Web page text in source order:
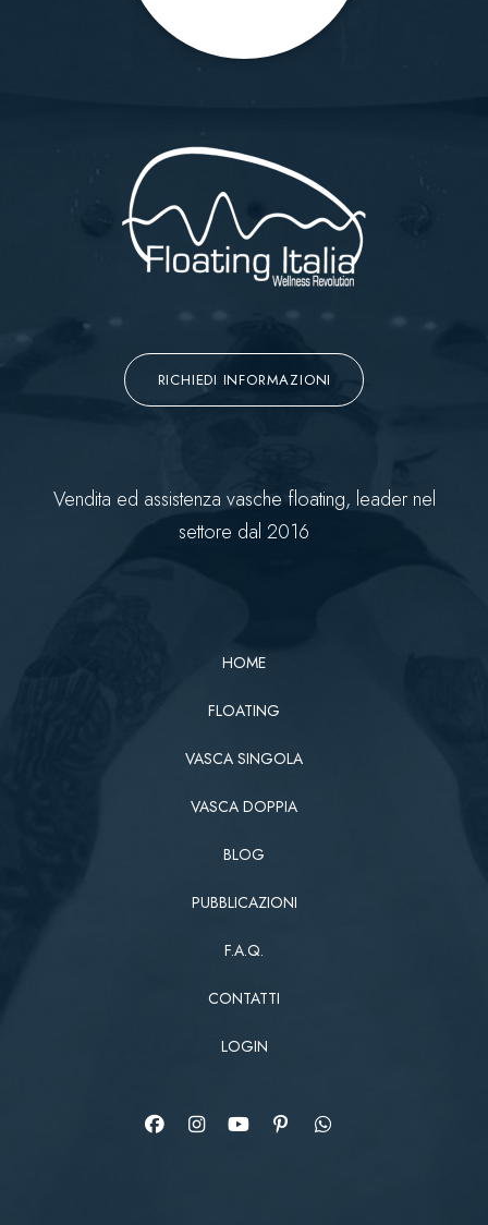
RICHIEDI INFORMAZIONI
Vendita ed assistenza vasche floating, leader nel
settore dal 2016
HOME
FLOATING
VASCA SINGOLA
VASCA DOPPIA
BLOG
PUBBLICAZIONI
F.A.Q.
CONTATTI
LOGIN